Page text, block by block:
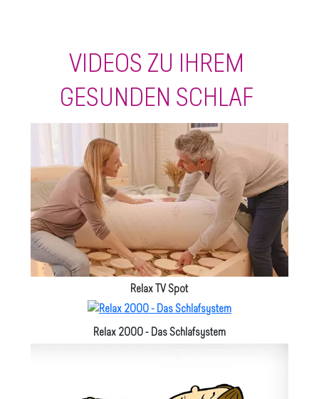
VIDEOS ZU IHREM
GESUNDEN SCHLAF
Relax TV Spot
Relax 2000 - Das Schlafsystem